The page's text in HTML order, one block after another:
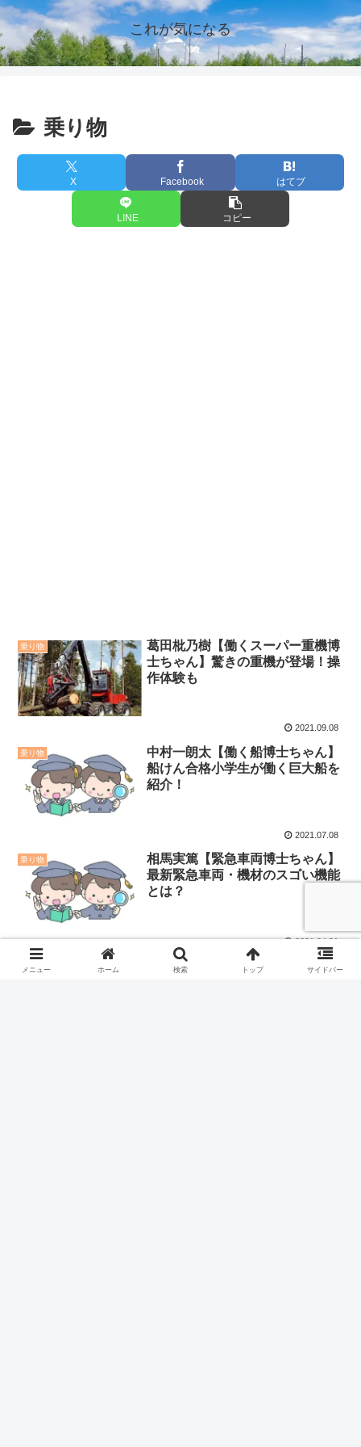
これが気になる
乗り物
X Facebook はてブ
LINE コピー
乗り物
葛田枇乃樹【働くスーパー重機博
士ちゃん】驚きの重機が登場！操
作体験も
2021.09.08
乗り物
中村一朗太【働く船博士ちゃん】
船けん合格小学生が働く巨大船を
紹介！
2021.07.08
乗り物
相馬実篤【緊急車両博士ちゃん】
最新緊急車両・機材のスゴい機能
とは？
2021.04.21
メニュー ホーム 検索 トップ サイドバー